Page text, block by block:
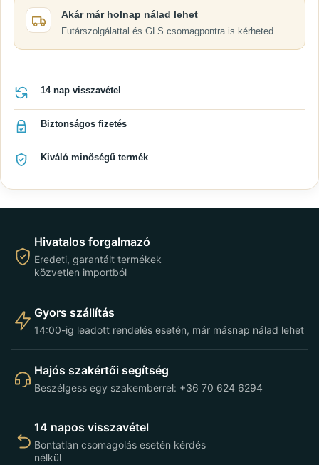
Akár már holnap nálad lehet
Futárszolgálattal és GLS csomagpontra is kérheted.
14 nap visszavétel
Biztonságos fizetés
Kiváló minőségű termék
Hivatalos forgalmazó
Eredeti, garantált termékek
közvetlen importból
Gyors szállítás
14:00-ig leadott rendelés esetén, már másnap nálad lehet
Hajós szakértői segítség
Beszélgess egy szakemberrel: +36 70 624 6294
14 napos visszavétel
Bontatlan csomagolás esetén kérdés
nélkül